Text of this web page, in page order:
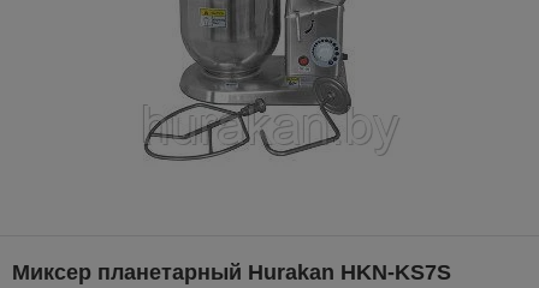
Миксер планетарный Hurakan HKN-KS7S